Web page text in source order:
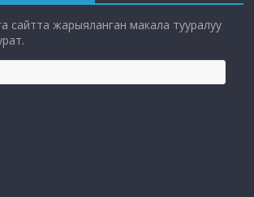
сайтта жарыяланган макала тууралуу